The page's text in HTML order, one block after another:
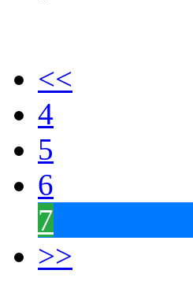
<<
4
5
6
7
>>